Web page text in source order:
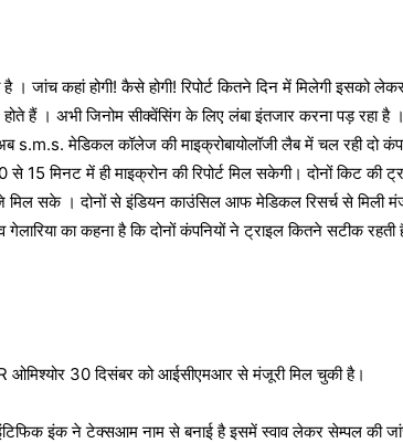
कहां होगी! कैसे होगी! रिपोर्ट कितने दिन में मिलेगी इसको लेकर
हैं । अभी जिनोम सीक्वेंसिंग के लिए लंबा इंतजार करना पड़ रहा
मेडिकल कॉलेज की माइक्रोबायोलॉजी लैब में चल रही दो
15 मिनट में ही माइक्रोन की रिपोर्ट मिल सकेगी। दोनों किट की
मिल सके । दोनों से इंडियन काउंसिल आफ मेडिकल रिसर्च से मिली
का कहना है कि दोनों कंपनियों ने ट्राइल कितने सटीक
30 दिसंबर को आईसीएमआर से मंजूरी मिल चुकी है।
इंक ने टेक्सआम नाम से बनाई है इसमें स्वाव लेकर सेम्पल की